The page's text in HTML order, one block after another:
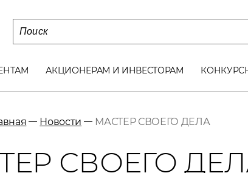
АКЦИОНЕРАМ И ИНВЕСТОРАМ
Новости МАСТЕР СВОЕГО ДЕЛА
СВОЕГО